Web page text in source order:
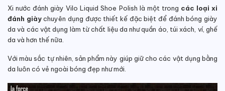
Xi nước đánh giày Vilo Liquid Shoe Polish là một trong các loại xi
đánh giàychuyên dụng được thiết kế đặc biệt để đánh bóng giày
da và các vật dụng làm từ chất liệu da như quần áo, túi xách, ví, ghế
da và hơn thế nữa.
Với màu sắc tự nhiên, sản phẩm này giúp giữ cho các vật dụng bằng
da luôn có vẻ ngoài bóng đẹp như mới.